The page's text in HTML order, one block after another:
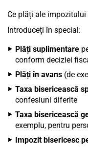
Ce plăți ale
Introduceți în special:
Plăți suplimentare
conform deciziei
Plăți în avans (de
Taxa bisericească
confesiuni diferite
Taxa bisericească
exemplu, pentru
Impozit bisericesc